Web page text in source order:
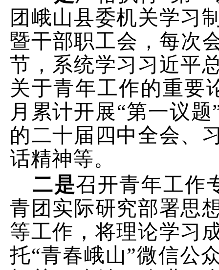
团峨山县委机关学习
暨干部职工会，每次
节，系统学习习近平
关于青年工作的重要
月 累计开展“第一议题
的二十届四中全会、
话精神等。
二是召开青年工作
青团实际研究部署思
等工作，将理论学习
托“青春峨山”微信公